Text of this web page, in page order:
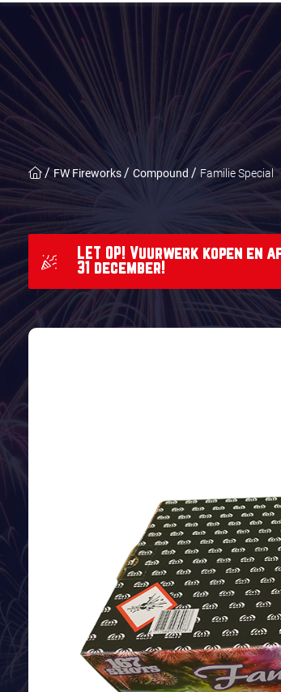
FW Fireworks Compound Familie Special
LET OP! Vuurwerk kopen en
31 december!